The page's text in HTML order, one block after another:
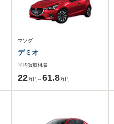
マツダ
デミオ
平均買取相場
22万円～61.8万円